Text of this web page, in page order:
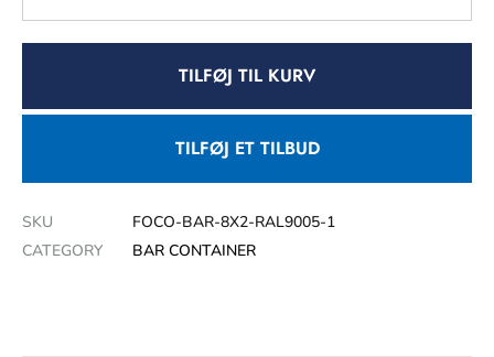
TILFØJ TIL KURV
TILFØJ ET TILBUD
SKU
FOCO-BAR-8X2-RAL9005-1
CATEGORY
BAR CONTAINER